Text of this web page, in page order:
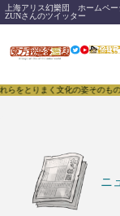
上海アリス幻樂団 ホームペー
ZUNさんのツイッター
文化の姿そのものを取
ニ